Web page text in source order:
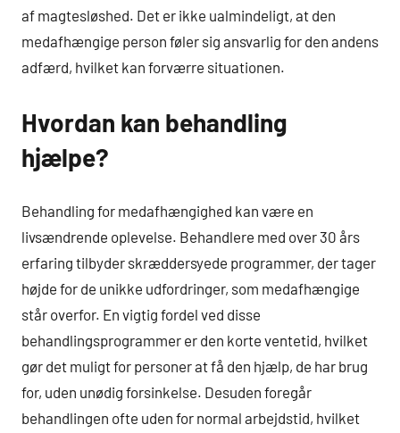
af magtesløshed. Det er ikke ualmindeligt, at den
medafhængige person føler sig ansvarlig for den andens
adfærd, hvilket kan forværre situationen.
Hvordan kan behandling
hjælpe?
Behandling for medafhængighed kan være en
livsændrende oplevelse. Behandlere med over 30 års
erfaring tilbyder skræddersyede programmer, der tager
højde for de unikke udfordringer, som medafhængige
står overfor. En vigtig fordel ved disse
behandlingsprogrammer er den korte ventetid, hvilket
gør det muligt for personer at få den hjælp, de har brug
for, uden unødig forsinkelse. Desuden foregår
behandlingen ofte uden for normal arbejdstid, hvilket